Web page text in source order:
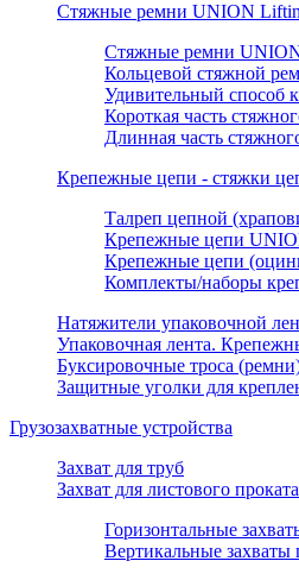
Стяжные ремни UNION
Стяжные ремни
Кольцевой стяжной
Удивительный способ
Короткая часть
Длинная часть
Крепежные цепи - стяжки
Талреп цепной
Крепежные цепи
Крепежные цепи
Комплекты/наборы
Натяжители упаковочной
Упаковочная лента.
Буксировочные троса
Защитные уголки для
Грузозахватные устройства
Захват для труб
Захват для листового
Горизонтальные
Вертикальные захваты